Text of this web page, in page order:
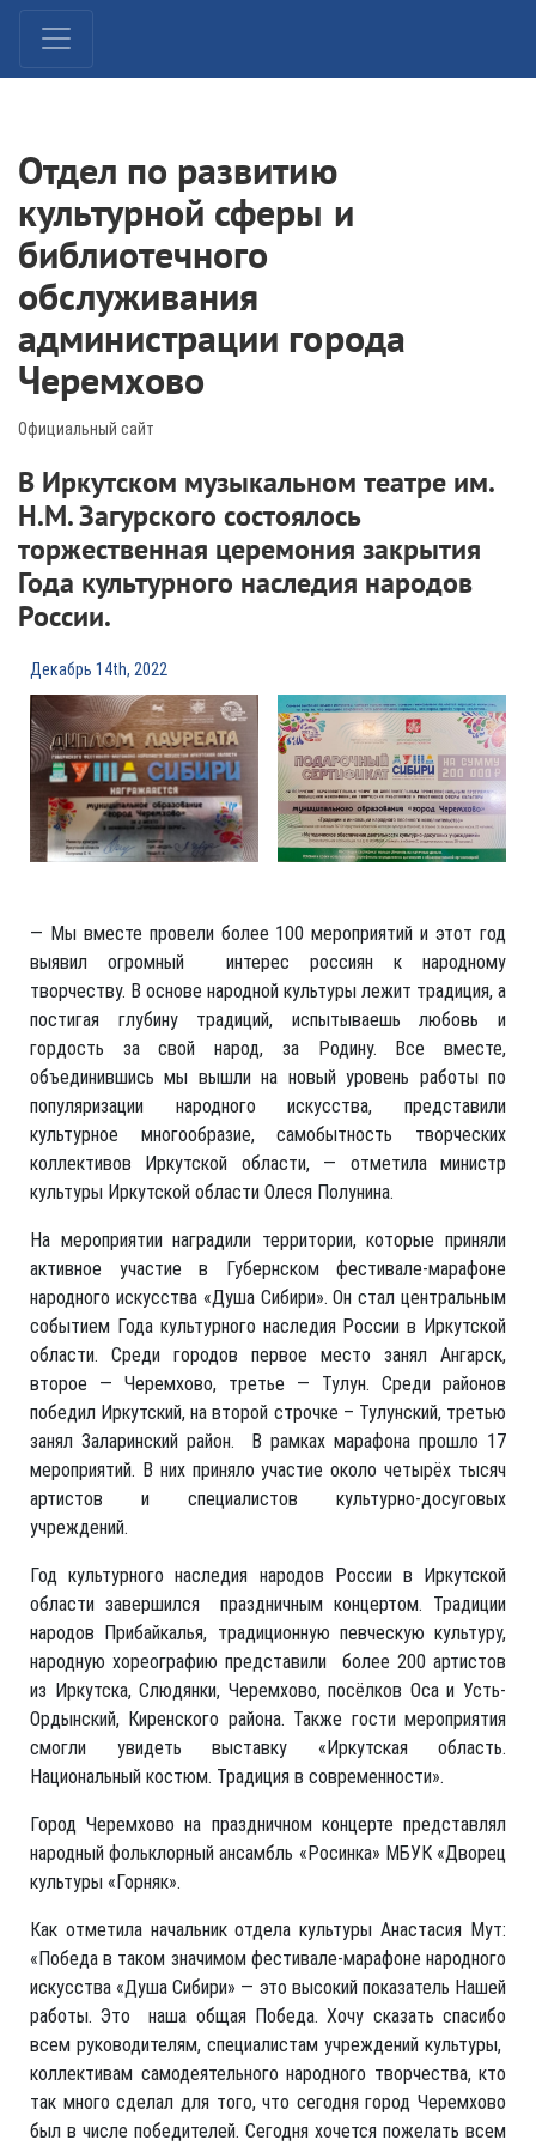
Отдел по развитию
культурной сферы и
библиотечного
обслуживания
администрации города
Черемхово
Официальный сайт
В Иркутском музыкальном театре им.
Н.М. Загурского состоялось
торжественная церемония закрытия
Года культурного наследия народов
России.
Декабрь 14th, 2022
— Мы вместе провели более 100 мероприятий и этот год
выявил огромный интерес россиян к народному
творчеству. В основе народной культуры лежит традиция, а
постигая глубину традиций, испытываешь любовь и
гордость за свой народ, за Родину. Все вместе,
объединившись мы вышли на новый уровень работы по
популяризации народного искусства, представили
культурное многообразие, самобытность творческих
коллективов Иркутской области, — отметила министр
культуры Иркутской области Олеся Полунина.
На мероприятии наградили территории, которые приняли
активное участие в Губернском фестивале-марафоне
народного искусства «Душа Сибири». Он стал центральным
событием Года культурного наследия России в Иркутской
области. Среди городов первое место занял Ангарск,
второе — Черемхово, третье — Тулун. Среди районов
победил Иркутский, на второй строчке – Тулунский, третью
занял Заларинский район. В рамках марафона прошло 17
мероприятий. В них приняло участие около четырёх тысяч
артистов и специалистов культурно-досуговых
учреждений.
Год культурного наследия народов России в Иркутской
области завершился праздничным концертом. Традиции
народов Прибайкалья, традиционную певческую культуру,
народную хореографию представили более 200 артистов
из Иркутска, Слюдянки, Черемхово, посёлков Оса и Усть-
Ордынский, Киренского района. Также гости мероприятия
смогли увидеть выставку «Иркутская область.
Национальный костюм. Традиция в современности».
Город Черемхово на праздничном концерте представлял
народный фольклорный ансамбль «Росинка» МБУК «Дворец
культуры «Горняк».
Как отметила начальник отдела культуры Анастасия Мут:
«Победа в таком значимом фестивале-марафоне народного
искусства «Душа Сибири» — это высокий показатель Нашей
работы. Это наша общая Победа. Хочу сказать спасибо
всем руководителям, специалистам учреждений культуры,
коллективам самодеятельного народного творчества, кто
так много сделал для того, что сегодня город Черемхово
был в числе победителей. Сегодня хочется пожелать всем